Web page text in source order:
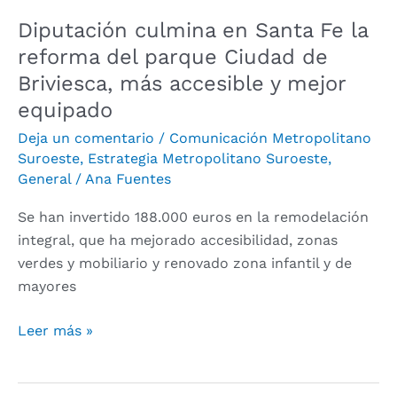
Diputación culmina en Santa Fe la
reforma del parque Ciudad de
Briviesca, más accesible y mejor
equipado
Deja un comentario / Comunicación Metropolitano
Suroeste, Estrategia Metropolitano Suroeste,
General/ Ana Fuentes
Se han invertido 188.000 euros en la remodelación
integral, que ha mejorado accesibilidad, zonas
verdes y mobiliario y renovado zona infantil y de
mayores
más
accesible
y
mejor
equipado
Leer más »